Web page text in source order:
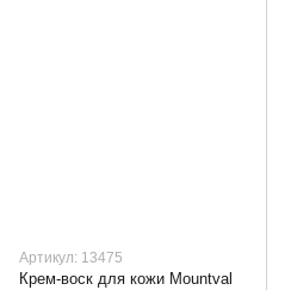
Артикул: 13475
Крем-воск для кожи Mountval